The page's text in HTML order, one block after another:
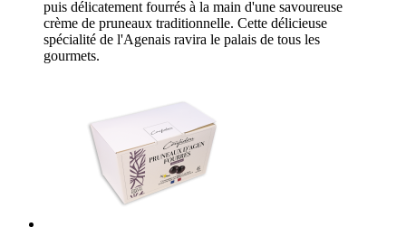
puis délicatement fourrés à la main d'une savoureuse
crème de pruneaux traditionnelle. Cette délicieuse
spécialité de l'Agenais ravira le palais de tous les
gourmets.